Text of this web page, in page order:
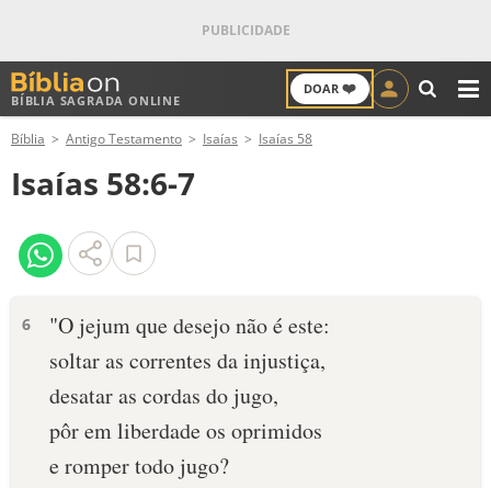
BÍBLIA SAGRADA ONLINE
DOAR ❤️
ANTIGO TESTAMENTO
NOVO TESTAMENTO
VERSÍCULOS
PALAVRA DO DIA
SALMO DO DIA
DEVOCIONAL DIÁRIO
Bíblia Antigo Testamento Isaías Isaías 58
Isaías 58:6-7
6
"O jejum que desejo não é este:
soltar as correntes da injustiça,
desatar as cordas do jugo,
pôr em liberdade os oprimidos
e romper todo jugo?